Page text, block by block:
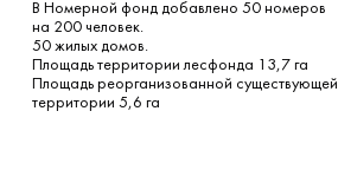
В Номерной фонд добавлено 50 номеров
на 200 человек.
50 жилых домов.
Площадь территории лесфонда 13,7 га
Площадь реорганизованной существующей
территории 5,6 га